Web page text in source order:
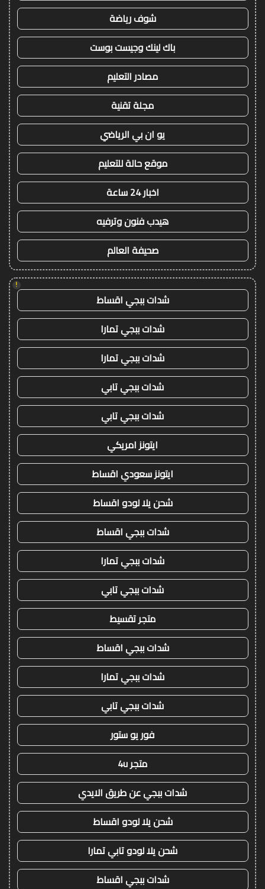
شوف رياضة
باك لينك وجيست بوست
مصادر التعليم
مجلة تقنية
يو ان بي الرياضي
موقع حالة للتعليم
اخبار 24 ساعة
هيدب فنون وترفيه
صحيفة العالم
!
شدات ببجي اقساط
شدات ببجي تمارا
شدات ببجي تمارا
شدات ببجي تابي
شدات ببجي تابي
ايتونز امريكي
ايتونز سعودي اقساط
شحن يلا لودو اقساط
شدات ببجي اقساط
شدات ببجي تمارا
شدات ببجي تابي
متجر تقسيط
شدات ببجي اقساط
شدات ببجي تمارا
شدات ببجي تابي
فور يو ستور
متجر 4u
شدات ببجي عن طريق الايدي
شحن يلا لودو اقساط
شحن يلا لودو تابي تمارا
شدات ببجي اقساط